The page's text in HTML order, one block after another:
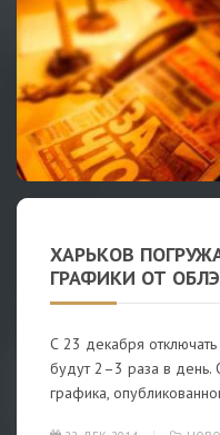
ХАРЬКОВ
ГРАФИКИ ОТ
С 23 декабря отключать
будут 2–3 раза в день.
графика,